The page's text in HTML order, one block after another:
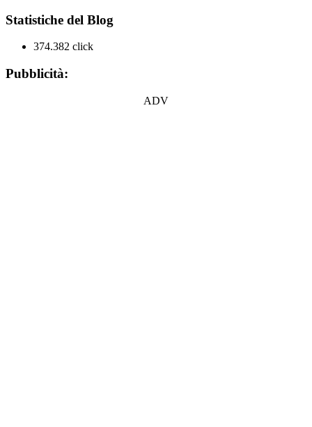
Statistiche del Blog
374.382 click
Pubblicità:
ADV